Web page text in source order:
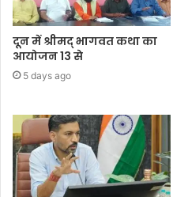
दून में श्रीमद् भागवत कथा का
आयोजन 13 से
5 days ago